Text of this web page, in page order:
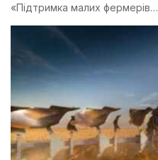
«Підтримка малих фермерів…